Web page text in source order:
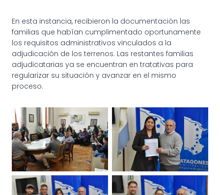
En esta instancia, recibieron la documentación las
familias que habían cumplimentado oportunamente
los requisitos administrativos vinculados a la
adjudicación de los terrenos. Las restantes familias
adjudicatarias ya se encuentran en tratativas para
regularizar su situación y avanzar en el mismo
proceso.